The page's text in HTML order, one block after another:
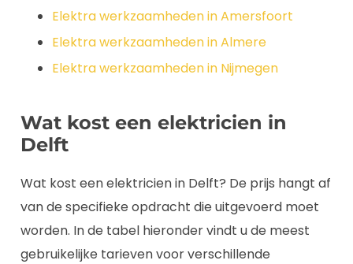
Elektra werkzaamheden in Amersfoort
Elektra werkzaamheden in Almere
Elektra werkzaamheden in Nijmegen
Wat kost een elektricien in
Delft
Wat kost een elektricien in Delft? De prijs hangt af
van de specifieke opdracht die uitgevoerd moet
worden. In de tabel hieronder vindt u de meest
gebruikelijke tarieven voor verschillende